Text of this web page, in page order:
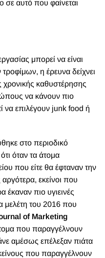
σε αυτό που φαίνεται
μπορεί να είναι
η έρευνα δείχνει
χρονικής καθυστέρησης
να κάνουν πιο
να επιλέγουν junk food ή
στο περιοδικό
όταν τα άτομα
που είτε θα έφταναν την
εκείνοι που
έκαναν πιο υγιεινές
μελέτη του 2016 που
of Marketing
που παραγγέλνουν
αμέσως επέλεξαν πιάτα
που παραγγέλνουν